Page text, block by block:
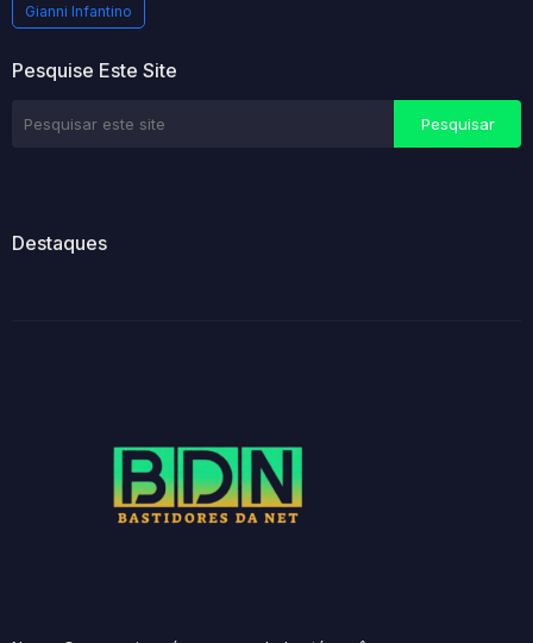
Gianni Infantino
Pesquise Este Site
Destaques